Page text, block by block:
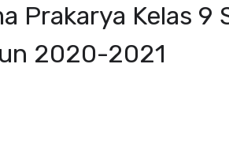
Prakarya Kelas 9
2020-2021